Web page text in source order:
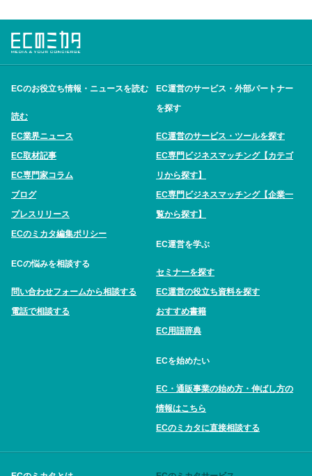
ECのお役立ち情報・ニュースを読む
読む
EC業界ニュース
EC取材記事
EC専門家コラム
ブログ
プレスリリース
ECのミカタ編集ポリシー
ECの悩みを相談する
問い合わせフォームから相談する
電話で相談する
EC運営のサービス・外部パートナー
を探す
EC運営のサービス・ツールを探す
EC専門ビジネスマッチング【カテゴ
リから探す】
EC専門ビジネスマッチング【企業一
覧から探す】
EC運営を学ぶ
セミナーを探す
EC運営の役立ち資料を探す
おすすめ書籍
EC用語辞典
ECを始めたい
EC・通販事業の始め方・伸ばし方の
情報はこちら
ECのミカタに直接相談する